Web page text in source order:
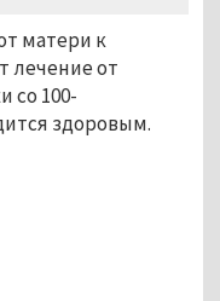
матери к
лечение от
со 100-
здоровым.